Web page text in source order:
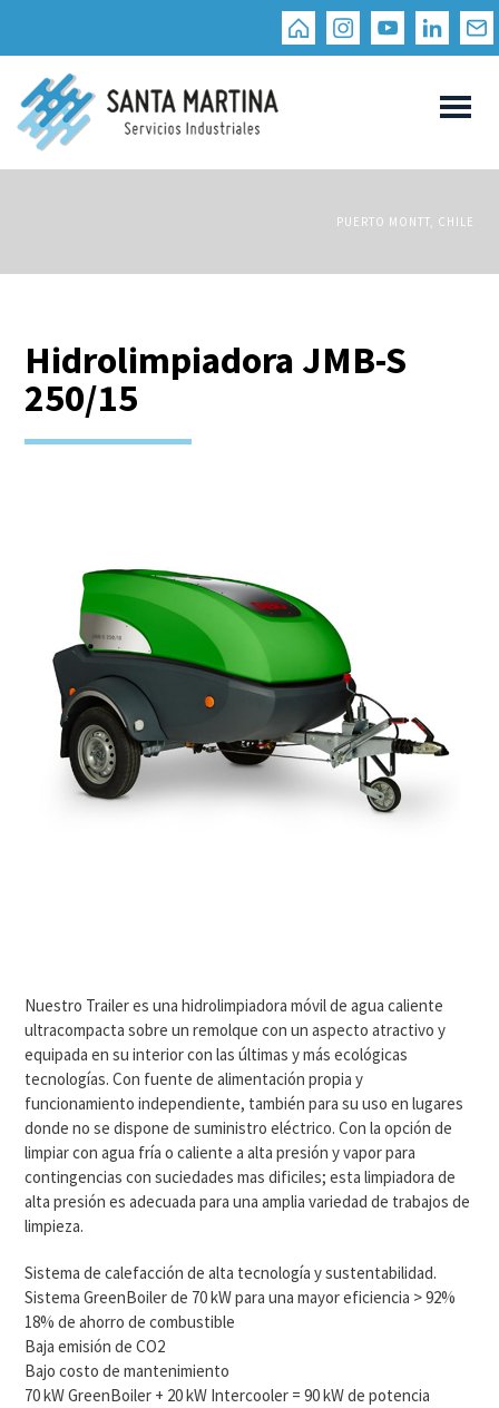
PUERTO MONTT, CHILE
Hidrolimpiadora JMB-S
250/15
Nuestro Trailer es una hidrolimpiadora móvil de agua caliente
ultracompacta sobre un remolque con un aspecto atractivo y
equipada en su interior con las últimas y más ecológicas
tecnologías. Con fuente de alimentación propia y
funcionamiento independiente, también para su uso en lugares
donde no se dispone de suministro eléctrico. Con la opción de
limpiar con agua fría o caliente a alta presión y vapor para
contingencias con suciedades mas dificiles; esta limpiadora de
alta presión es adecuada para una amplia variedad de trabajos de
limpieza.
Sistema de calefacción de alta tecnología y sustentabilidad.
Sistema GreenBoiler de 70 kW para una mayor eficiencia > 92%
18% de ahorro de combustible
Baja emisión de CO2
Bajo costo de mantenimiento
70 kW GreenBoiler + 20 kW Intercooler = 90 kW de potencia